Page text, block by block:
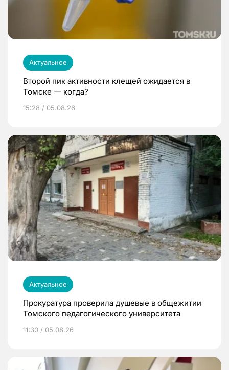
Актуальное
Второй пик активности клещей ожидается в
Томске — когда?
15:28 / 05.08.26
Актуальное
Прокуратура проверила душевые в общежитии
Томского педагогического университета
11:30 / 05.08.26